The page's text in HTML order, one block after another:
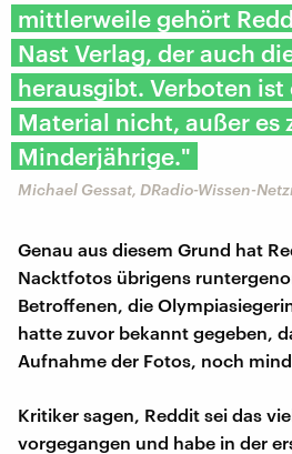
mittlerweile gehört
Nast Verlag, der auch
herausgibt. Verboten
Material nicht, außer es
Minderjährige."
Michael Gessat, DRadio-Wissen-
Genau aus diesem Grund hat
Nacktfotos übrigens
Betroffenen, die
hatte zuvor bekannt gegeben,
Aufnahme der Fotos, noch
Kritiker sagen, Reddit sei das
vorgegangen und habe in der